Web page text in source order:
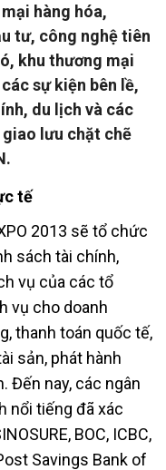
hàng hóa,
tư, công nghệ tiên
khu thương mại
sự kiện bên lề,
du lịch và các
lưu chặt chẽ
tế
2013 sẽ tổ chức
sách tài chính,
vụ của các tổ
vụ cho doanh
thanh toán quốc tế,
sản, phát hành
Đến nay, các ngân
nổi tiếng đã xác
BOC, ICBC,
Savings Bank of